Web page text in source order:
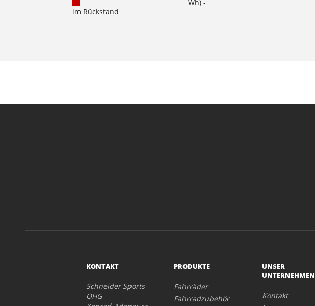
im Rückstand
Wh) -
KONTAKT
Schneider Sports
OHG
PRODUKTE
Fahrräder
Fahrradzubehör
UNSER
UNTERNEHMEN
Kontakt